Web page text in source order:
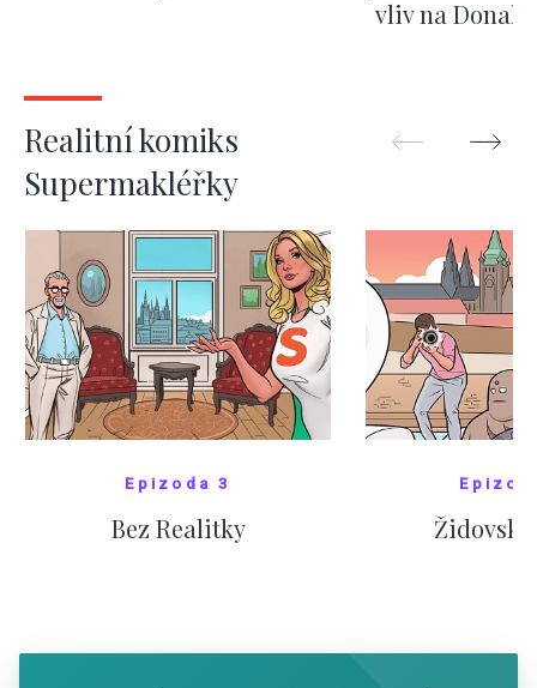
vliv na
Realitní komiks
Supermakléřky
Epizoda 3
Bez Realitky